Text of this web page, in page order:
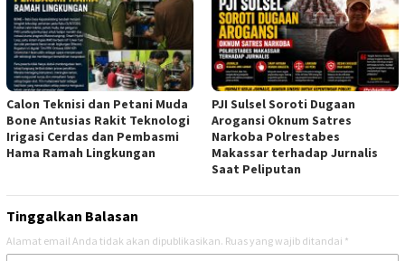
Calon Teknisi dan Petani Muda
Bone Antusias Rakit Teknologi
Irigasi Cerdas dan Pembasmi
Hama Ramah Lingkungan
PJI Sulsel Soroti Dugaan
Arogansi Oknum Satres
Narkoba Polrestabes
Makassar terhadap Jurnalis
Saat Peliputan
Tinggalkan Balasan
Alamat email Anda tidak akan dipublikasikan. Ruas yang wajib ditandai *